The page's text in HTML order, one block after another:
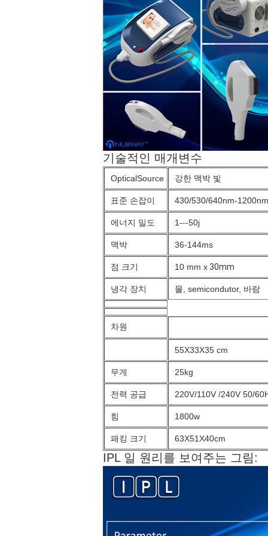
기술적인 매개변수
OpticalSource 강한 맥박 빛
표준 손잡이 430/530/640nm-1200nm
에너지 밀도 1---50j
맥박 36-144ms
점 크기 10 mm x30mm
냉각 장치 물, semicondutor, 바람
차원
55X33X35 cm
무게 25kg
전력 공급 220V/110V /240V 50/
힘 1800w
패킹 크기 63X51X40cm
IPL 일 원리를 보여주는 그림: